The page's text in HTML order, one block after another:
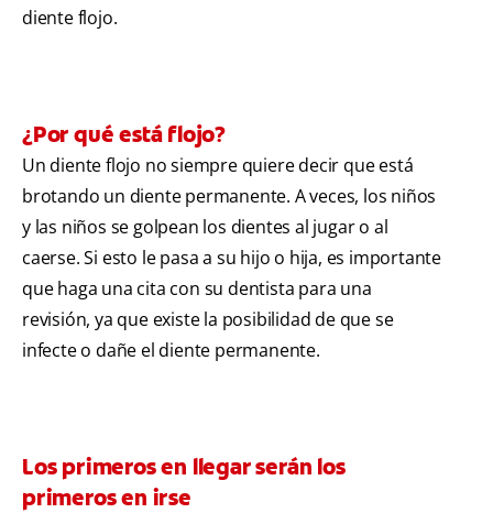
diente flojo.
¿Por qué está flojo?
Un diente flojo no siempre quiere decir que está
brotando un diente permanente. A veces, los niños
y las niños se golpean los dientes al jugar o al
caerse. Si esto le pasa a su hijo o hija, es importante
que haga una cita con su dentista para una
revisión, ya que existe la posibilidad de que se
infecte o dañe el diente permanente.
Los primeros en llegar serán los
primeros en irse